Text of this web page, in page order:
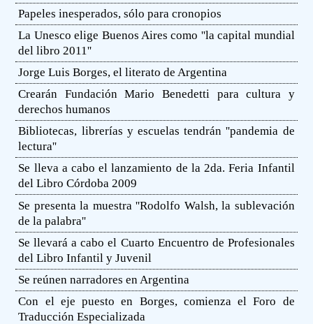
Papeles inesperados, sólo para cronopios
La Unesco elige Buenos Aires como ''la capital mundial
del libro 2011''
Jorge Luis Borges, el literato de Argentina
Crearán Fundación Mario Benedetti para cultura y
derechos humanos
Bibliotecas, librerías y escuelas tendrán ''pandemia de
lectura''
Se lleva a cabo el lanzamiento de la 2da. Feria Infantil
del Libro Córdoba 2009
Se presenta la muestra ''Rodolfo Walsh, la sublevación
de la palabra''
Se llevará a cabo el Cuarto Encuentro de Profesionales
del Libro Infantil y Juvenil
Se reúnen narradores en Argentina
Con el eje puesto en Borges, comienza el Foro de
Traducción Especializada